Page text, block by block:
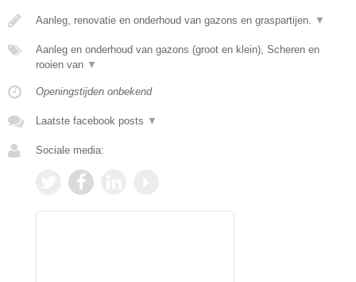
Aanleg, renovatie en onderhoud van gazons en graspartijen. ▼
Aanleg en onderhoud van gazons (groot en klein), Scheren en
rooien van ▼
Openingstijden onbekend
Laatste facebook posts ▼
Sociale media: